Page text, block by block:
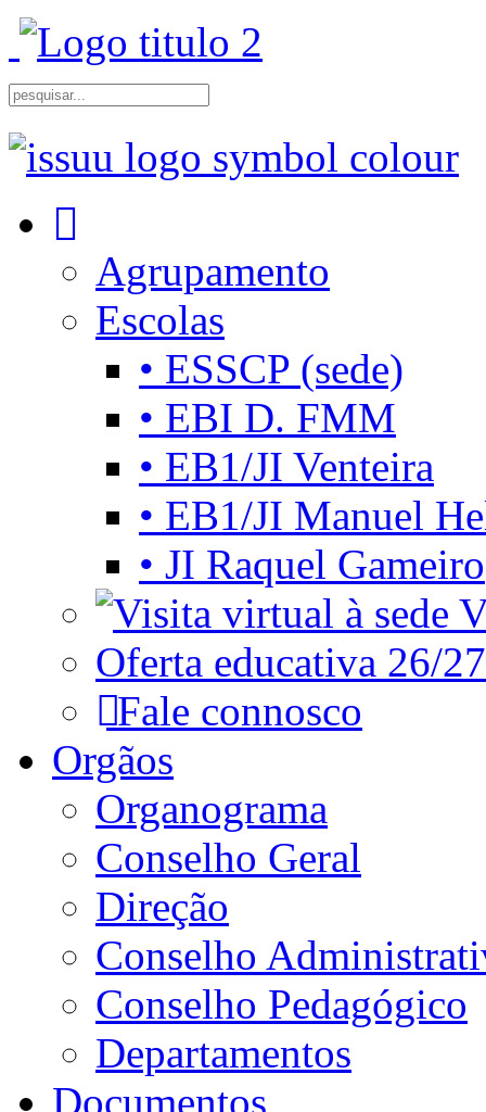
Agrupamento
Escolas
• ESSCP (sede)
• EBI D. FMM
• EB1/JI Venteira
• EB1/JI Manuel
• JI Raquel Gameiro
Oferta educativa 26/27
Fale connosco
Orgãos
Organograma
Conselho Geral
Direção
Conselho
Conselho Pedagógico
Departamentos
Documentos